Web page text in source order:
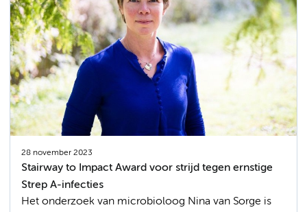
28 november 2023
Stairway to Impact Award voor strijd tegen ernstige
Strep A-infecties
Het onderzoek van microbioloog Nina van Sorge is